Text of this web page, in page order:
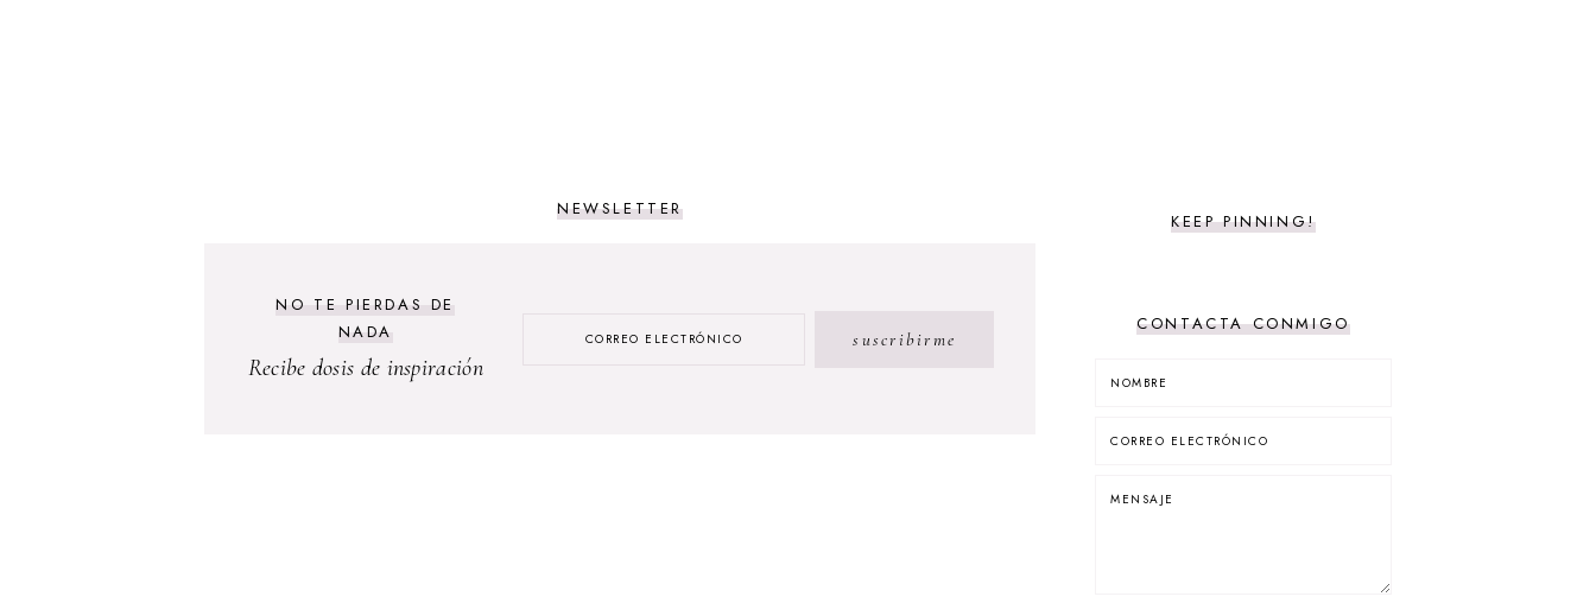
NEWSLETTER
NO TE PIERDAS DE
NADA
Recibe dosis de inspiración
KEEP PINNING!
CONTACTA CONMIGO